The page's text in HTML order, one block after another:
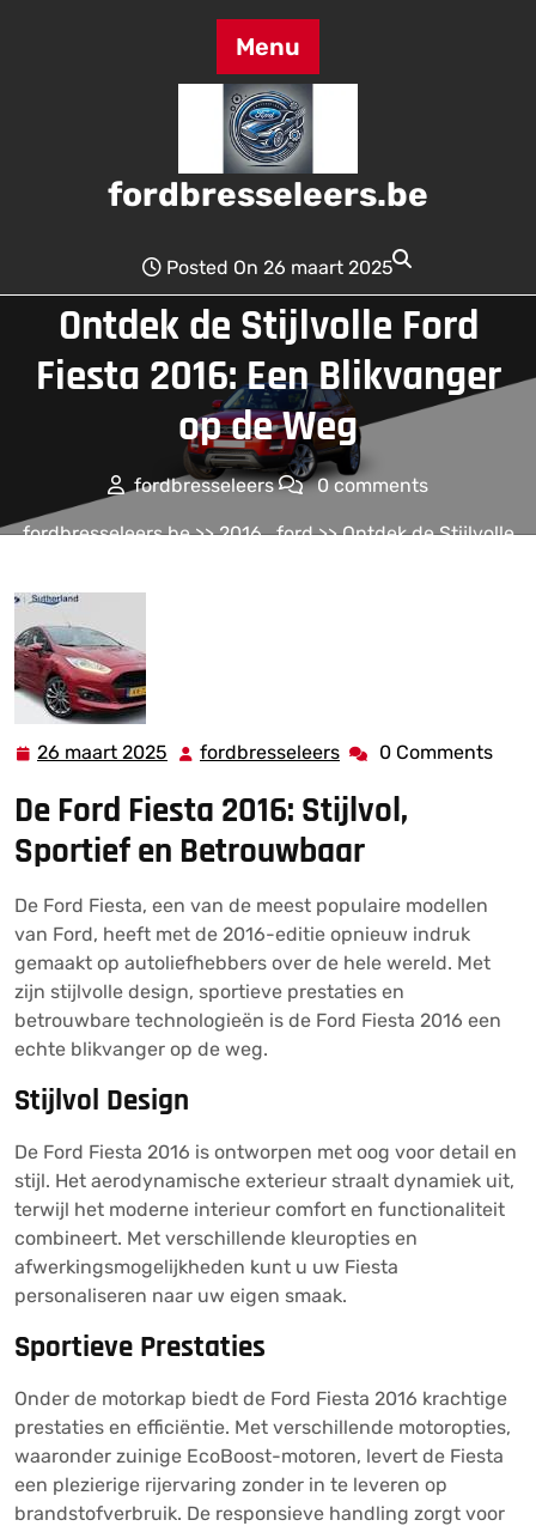
Menu
fordbresseleers.be
Posted On 26 maart 2025
Ontdek de Stijlvolle Ford
Fiesta 2016: Een Blikvanger
op de Weg
fordbresseleers 0 comments
fordbresseleers.be>>2016,ford>> Ontdek de Stijlvolle
26 maart 2025 26
2025
fordbresseleers fordbresseleers
0 Comments
De Ford Fiesta 2016: Stijlvol,
Sportief en Betrouwbaar
De Ford Fiesta, een van de meest populaire modellen
van Ford, heeft met de 2016-editie opnieuw indruk
gemaakt op autoliefhebbers over de hele wereld. Met
zijn stijlvolle design, sportieve prestaties en
betrouwbare technologieën is de Ford Fiesta 2016 een
echte blikvanger op de weg.
Stijlvol Design
De Ford Fiesta 2016 is ontworpen met oog voor detail en
stijl. Het aerodynamische exterieur straalt dynamiek uit,
terwijl het moderne interieur comfort en functionaliteit
combineert. Met verschillende kleuropties en
afwerkingsmogelijkheden kunt u uw Fiesta
personaliseren naar uw eigen smaak.
Sportieve Prestaties
Onder de motorkap biedt de Ford Fiesta 2016 krachtige
prestaties en efficiëntie. Met verschillende motoropties,
waaronder zuinige EcoBoost-motoren, levert de Fiesta
een plezierige rijervaring zonder in te leveren op
brandstofverbruik. De responsieve handling zorgt voor